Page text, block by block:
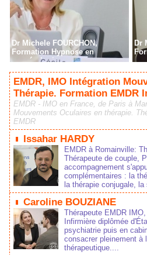
Dr Michele FOURCHON,
Formation Hypnose en
cancérologie
Dr
EMDR, IMO Intégration
Thérapie. Formation EMDR
EMDR - IMO en France, de Paris à
Mouvements Oculaires en thérapie.
EMDR
Issahar HARDY
EMDR à Romainville:
Thérapeute de couple,
accompagnement
complémentaires : la
la thérapie conjugale,
Caroline BOUZIANE
Thérapeute EMDR
Infirmière diplômée
psychiatrie puis en
consacrer pleinement à
thérapeutique....